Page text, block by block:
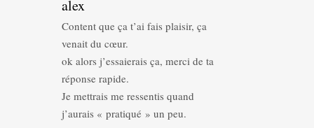
alex
Content que ça t’ai fais plaisir, ça
venait du cœur.
ok alors j’essaierais ça, merci de ta
réponse rapide.
Je mettrais me ressentis quand
j’aurais « pratiqué » un peu.